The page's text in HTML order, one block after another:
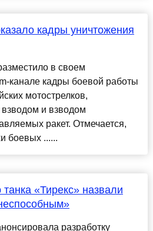
кадры уничтожения
в своем
канале кадры боевой работы
мотострелков,
и взводом
ракет. Отмечается,
боевых ......
танка «Тирекс» назвали
разработку